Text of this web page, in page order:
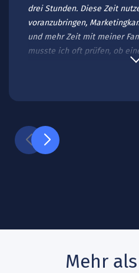
drei Stunden. Diese Zeit
voranzubringen,
und mehr Zeit mit meiner
musste ich oft prüfen, ob
Mehr